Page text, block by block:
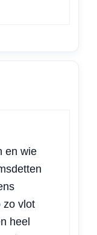
en wie
zo vlot
heel